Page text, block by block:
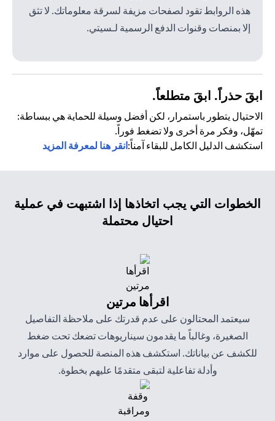
هذه الروابط تقود لصفحات مزيفة لسرقة معلوماتك. لا تثق
إلا بمنصات وقنوات الدفع الرسمية لـسيتي.
ابقَ حذراً. ابقَ متطلعاً.
الاحتيال يتطور باستمرار، لكن أفضل وسيلة للحماية هي ببساطة:
تمهّل، وفكر مرة أخرى ولا تضغط فوراً.
استكشف الدليل الكامل للبقاء آمناً:انقر هنا لمعرفة المزيد
الخطوات التي يجب اتخاذها إذا اشتبهت في عملية
احتيال محتملة
اقرأها مرتين
سيعتمد المحتالون على عدم قدرتك على ملاحظة التفاصيل
الصغيرة، وغالباً ما يقدمون سيناريوهات تضعك تحت ضغط
للكشف عن بياناتك. استكشف هذه المنصة للحصول على موارد
وأدلة تفاعلية لتبقى متقدمًا عليهم بخطوة.